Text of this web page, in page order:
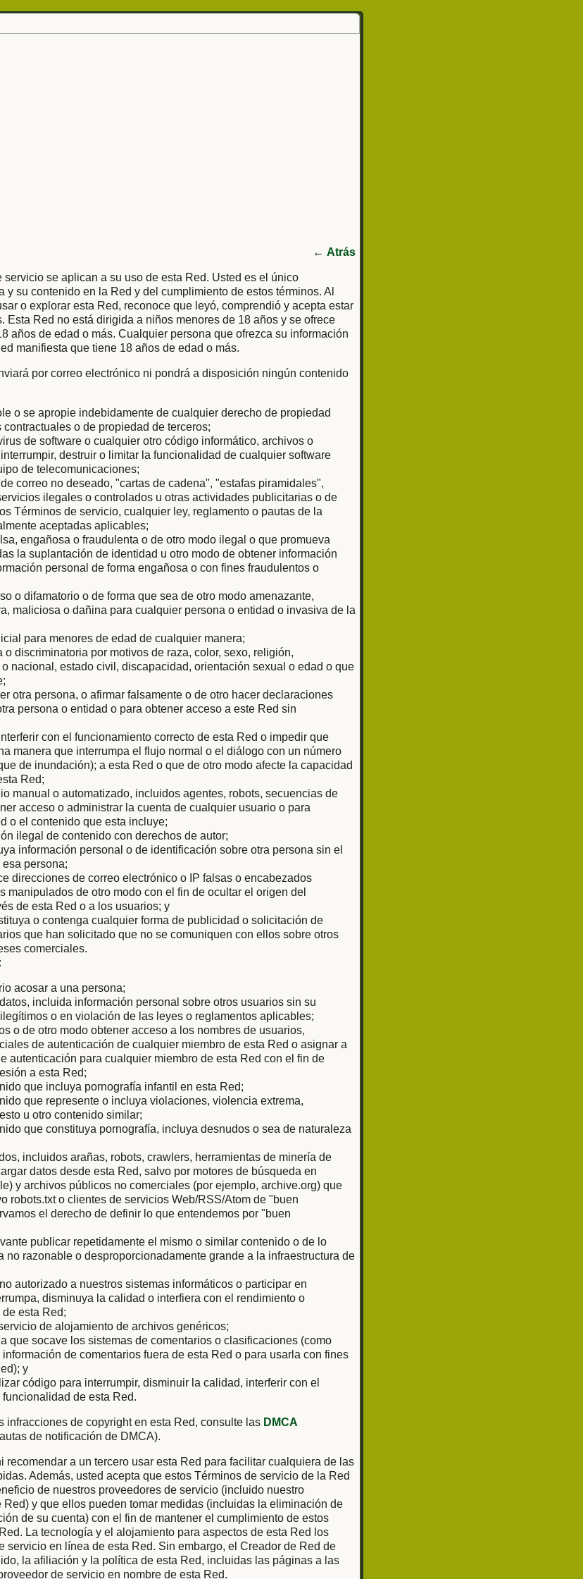
← Atrás
servicio se aplican a su uso de esta Red. Usted es el único
y su contenido en la Red y del cumplimiento de estos términos. Al
o explorar esta Red, reconoce que leyó, comprendió y acepta estar
Esta Red no está dirigida a niños menores de 18 años y se ofrece
años de edad o más. Cualquier persona que ofrezca su información
manifiesta que tiene 18 años de edad o más.
por correo electrónico ni pondrá a disposición ningún contenido
o se apropie indebidamente de cualquier derecho de propiedad
o de propiedad de terceros;
de software o cualquier otro código informático, archivos o
destruir o limitar la funcionalidad de cualquier software
de telecomunicaciones;
correo no deseado, "cartas de cadena", "estafas piramidales",
ilegales o controlados u otras actividades publicitarias o de
Términos de servicio, cualquier ley, reglamento o pautas de la
aceptadas aplicables;
engañosa o fraudulenta o de otro modo ilegal o que promueva
la suplantación de identidad u otro modo de obtener información
personal de forma engañosa o con fines fraudulentos o
o difamatorio o de forma que sea de otro modo amenazante,
maliciosa o dañina para cualquier persona o entidad o invasiva de la
para menores de edad de cualquier manera;
o discriminatoria por motivos de raza, color, sexo, religión,
nacional, estado civil, discapacidad, orientación sexual o edad o que
otra persona, o afirmar falsamente o de otro hacer declaraciones
persona o entidad o para obtener acceso a este Red sin
con el funcionamiento correcto de esta Red o impedir que
manera que interrumpa el flujo normal o el diálogo con un número
de inundación); a esta Red o que de otro modo afecte la capacidad
Red;
manual o automatizado, incluidos agentes, robots, secuencias de
acceso o administrar la cuenta de cualquier usuario o para
o el contenido que esta incluye;
ilegal de contenido con derechos de autor;
información personal o de identificación sobre otra persona sin el
persona;
direcciones de correo electrónico o IP falsas o encabezados
manipulados de otro modo con el fin de ocultar el origen del
de esta Red o a los usuarios; y
o contenga cualquier forma de publicidad o solicitación de
que han solicitado que no se comuniquen con ellos sobre otros
comerciales.
acosar a una persona;
incluida información personal sobre otros usuarios sin su
o en violación de las leyes o reglamentos aplicables;
o de otro modo obtener acceso a los nombres de usuarios,
de autenticación de cualquier miembro de esta Red o asignar a
autenticación para cualquier miembro de esta Red con el fin de
a esta Red;
que incluya pornografía infantil en esta Red;
que represente o incluya violaciones, violencia extrema,
u otro contenido similar;
que constituya pornografía, incluya desnudos o sea de naturaleza
incluidos arañas, robots, crawlers, herramientas de minería de
datos desde esta Red, salvo por motores de búsqueda en
y archivos públicos no comerciales (por ejemplo, archive.org) que
robots.txt o clientes de servicios Web/RSS/Atom de "buen
el derecho de definir lo que entendemos por "buen
publicar repetidamente el mismo o similar contenido o de lo
no razonable o desproporcionadamente grande a la infraestructura de
autorizado a nuestros sistemas informáticos o participar en
disminuya la calidad o interfiera con el rendimiento o
esta Red;
de alojamiento de archivos genéricos;
que socave los sistemas de comentarios o clasificaciones (como
información de comentarios fuera de esta Red o para usarla con fines
y
código para interrumpir, disminuir la calidad, interferir con el
de esta Red.
infracciones de copyright en esta Red, consulte las DMCA
de notificación de DMCA).
recomendar a un tercero usar esta Red para facilitar cualquiera de las
Además, usted acepta que estos Términos de servicio de la Red
de nuestros proveedores de servicio (incluido nuestro
Red) y que ellos pueden tomar medidas (incluidas la eliminación de
de su cuenta) con el fin de mantener el cumplimiento de estos
La tecnología y el alojamiento para aspectos de esta Red los
servicio en línea de esta Red. Sin embargo, el Creador de Red de
la afiliación y la política de esta Red, incluidas las páginas a las
de servicio en nombre de esta Red.